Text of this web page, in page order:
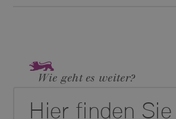
Wie geht es weiter?
Hier finden